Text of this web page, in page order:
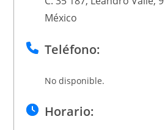
México
Teléfono:
No disponible.
Horario: